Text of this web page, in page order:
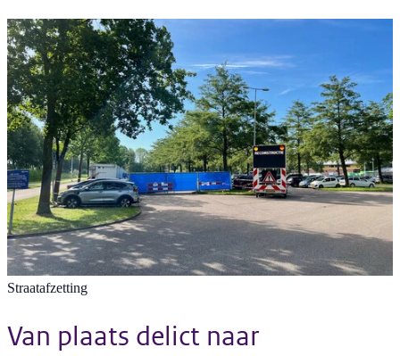
Straatafzetting
Van plaats delict naar